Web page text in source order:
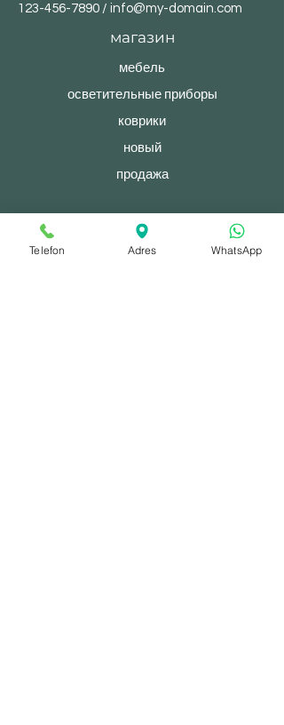
123-456-7890 / info@my-domain.com
магазин
мебель
осветительные приборы
коврики
новый
продажа
© 2023, После полудня. Сайт создан на
Telefon Adres WhatsApp